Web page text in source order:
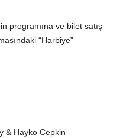
programına ve bilet satış
“Harbiye”
& Hayko Cepkin